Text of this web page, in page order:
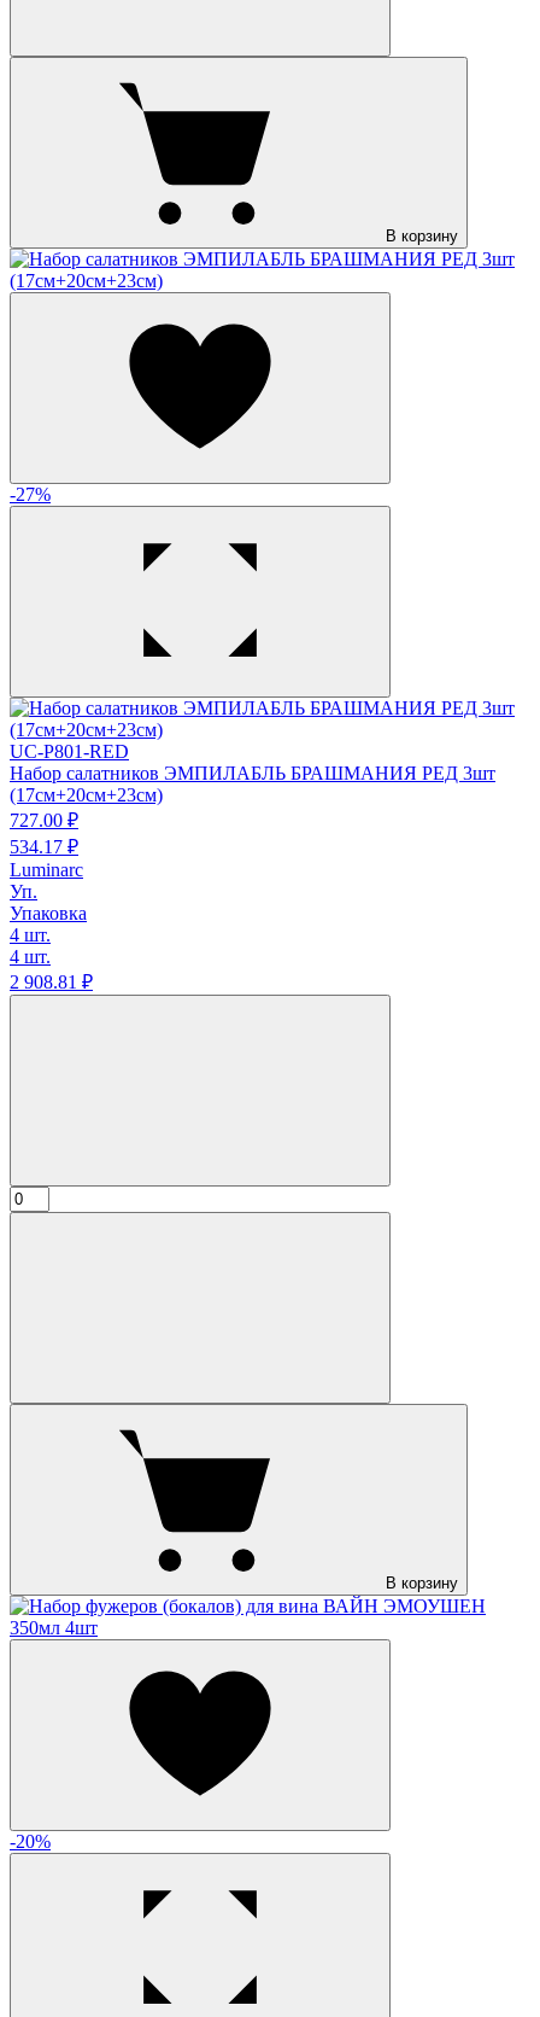
В корзину
-27%
UC-P801-RED
Набор салатников ЭМПИЛАБЛЬ БРАШМАНИЯ РЕД 3шт
(17см+20см+23см)
727.00 ₽
534.17 ₽
Luminarc
Уп.
Упаковка
4 шт.
4 шт.
2 908.81 ₽
В корзину
-20%